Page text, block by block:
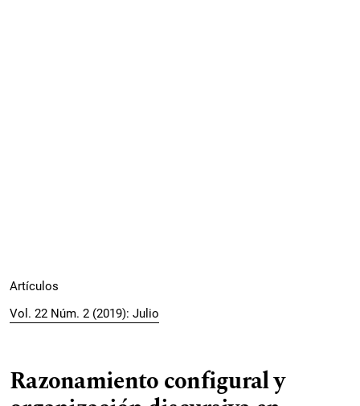
Artículos
Vol. 22 Núm. 2 (2019): Julio
Razonamiento configural y